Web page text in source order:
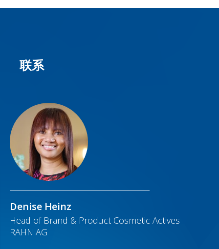
联系
Denise Heinz
Head of Brand & Product Cosmetic Actives
RAHN AG